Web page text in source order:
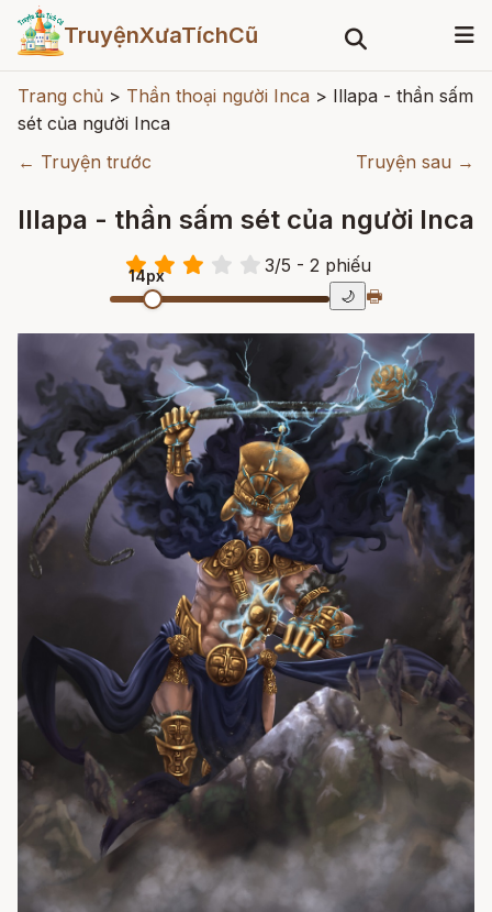
TruyệnXưaTíchCũ
Trang chủ > Thần thoại người Inca > Illapa - thần sấm
sét của người Inca
← Truyện trước
Truyện sau →
Illapa - thần sấm sét của người Inca
3/5 - 2phiếu
14px
🌙 🖶